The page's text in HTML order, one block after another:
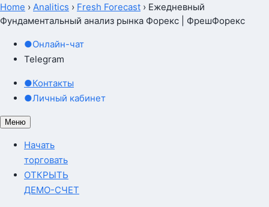
Home › Analitics › Fresh Forecast › Ежедневный
Фундаментальный анализ рынка Форекс | ФрешФорекс
●Онлайн-чат
Telegram
●Контакты
●Личный кабинет
Меню
Начать
торговать
ОТКРЫТЬ
ДЕМО-СЧЕТ